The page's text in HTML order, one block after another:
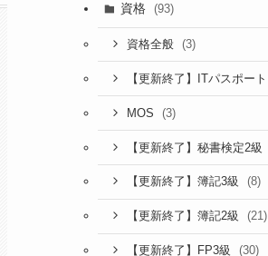
資格 (93)
資格全般 (3)
【更新終了】ITパスポート
MOS (3)
【更新終了】秘書検定2級
【更新終了】簿記3級 (8)
【更新終了】簿記2級 (21)
【更新終了】FP3級 (30)